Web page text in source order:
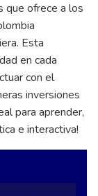
que ofrece a los
Esta
en cada
con el
inversiones
para aprender,
e interactiva!